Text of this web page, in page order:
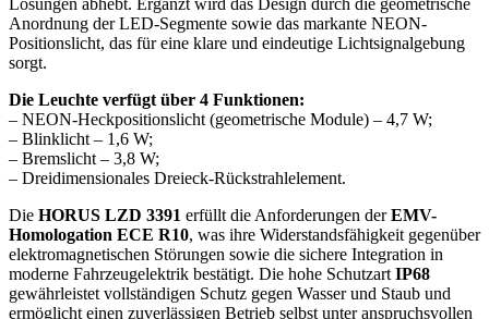
Lösungen abhebt. Ergänzt wird das Design durch die geometrische
Anordnung der LED-Segmente sowie das markante NEON-
Positionslicht, das für eine klare und eindeutige Lichtsignalgebung
sorgt.
Die Leuchte verfügt über 4 Funktionen:
– NEON-Heckpositionslicht (geometrische Module) – 4,7 W;
– Blinklicht – 1,6 W;
– Bremslicht – 3,8 W;
– Dreidimensionales Dreieck-Rückstrahlelement.
Die HORUS LZD 3391 erfüllt die Anforderungen derEMV-
Homologation ECE R10, was ihre Widerstandsfähigkeit gegenüber
elektromagnetischen Störungen sowie die sichere Integration in
moderne Fahrzeugelektrik bestätigt. Die hohe Schutzart IP68
gewährleistet vollständigen Schutz gegen Wasser und Staub und
ermöglicht einen zuverlässigen Betrieb selbst unter anspruchsvollen